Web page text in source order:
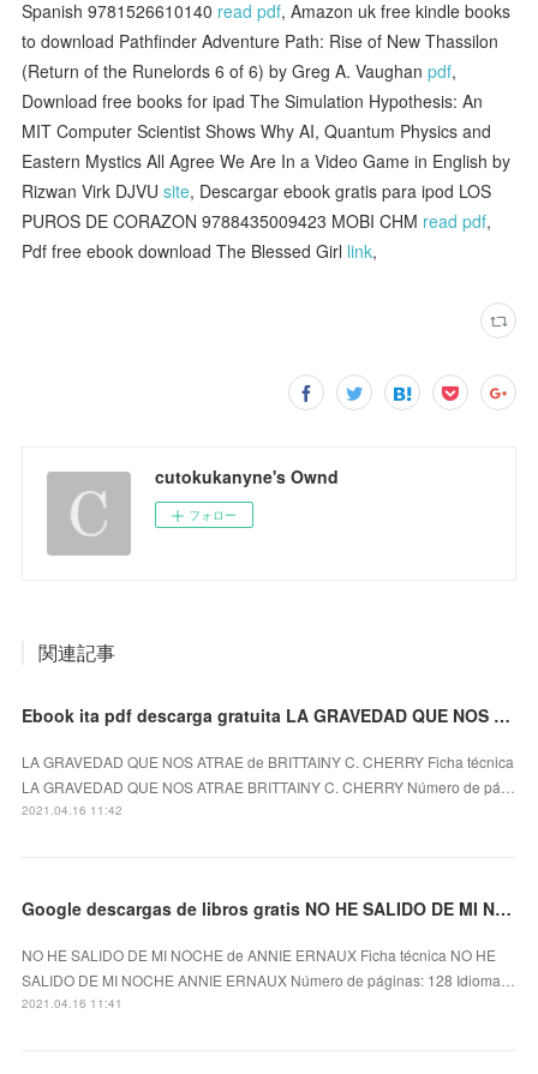
Spanish 9781526610140 read pdf, Amazon uk free kindle books
to download Pathfinder Adventure Path: Rise of New Thassilon
(Return of the Runelords 6 of 6) by Greg A. Vaughanpdf,
Download free books for ipad The Simulation Hypothesis: An
MIT Computer Scientist Shows Why AI, Quantum Physics and
Eastern Mystics All Agree We Are In a Video Game in English by
Rizwan Virk DJVUsite, Descargar ebook gratis para ipod LOS
PUROS DE CORAZON 9788435009423 MOBI CHM read pdf,
Pdf free ebook download The Blessed Girl link,
cutokukanyne's Ownd
フォロー
関連記事
Ebook ita pdf descarga gratuita LA GRAVEDAD QUE NOS ATRAE 9788417333010
LA GRAVEDAD QUE NOS ATRAE de BRITTAINY C. CHERRY Ficha técnica
LA GRAVEDAD QUE NOS ATRAE BRITTAINY C. CHERRY Número de pá…
2021.04.16 11:42
Google descargas de libros gratis NO HE SALIDO DE MI NOCHE
NO HE SALIDO DE MI NOCHE de ANNIE ERNAUX Ficha técnica NO HE
SALIDO DE MI NOCHE ANNIE ERNAUX Número de páginas: 128 Idioma…
2021.04.16 11:41